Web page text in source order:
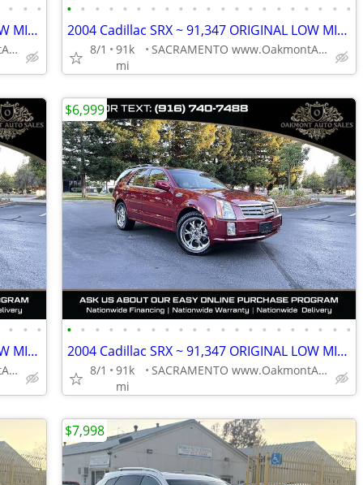
• • •
2004 Cadillac SRX ~ 91,347 ORIGINAL LOW MILES
SACRAMENTO www.OakmontAutoSales.com
• • • • • • • • • • • • • • • • • • • • •
2004 Cadillac SRX ~ 91,347 ORIGINAL LOW MILES
8/1
91k
mi
SACRAMENTO www.OakmontAutoSales.com
• • •
2004 Cadillac SRX ~ 91,347 ORIGINAL LOW MILES
SACRAMENTO www.OakmontAutoSales.com
• • • • • • • • • • • • • • • • • • • • •
2004 Cadillac SRX ~ 91,347 ORIGINAL LOW MILES
8/1
91k
mi
SACRAMENTO www.OakmontAutoSales.com
$6,999
$7,998